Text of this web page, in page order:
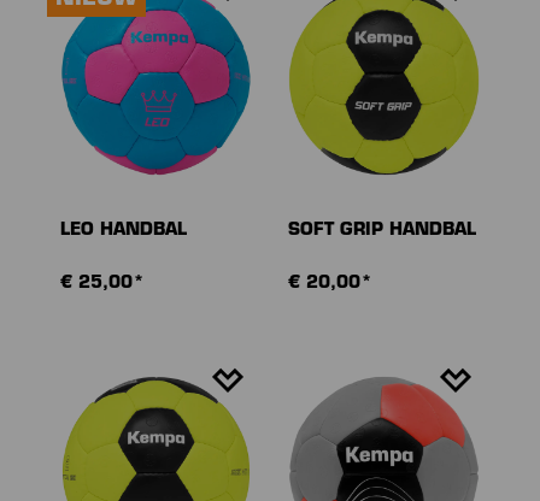
LEO HANDBAL
€ 25,00*
SOFT GRIP HANDBAL
€ 20,00*